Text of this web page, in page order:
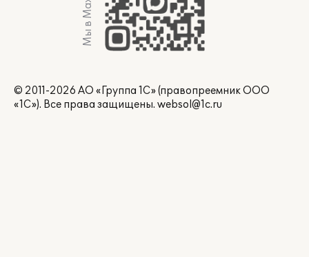
Мы в Max
© 2011-2026 АО «Группа 1С» (правопреемник ООО
«1С»). Все права защищены. websol@1c.ru